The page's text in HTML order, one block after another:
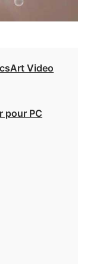
Video
pour PC